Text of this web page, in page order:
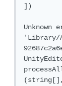
])
'Library/